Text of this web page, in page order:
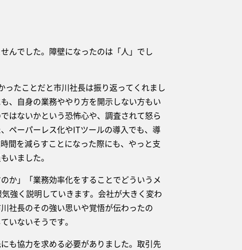
んでした。障壁になったのは「人」でし
たことだと市川社長は振り返ってくれまし
、自身の業務ややり方を開示しない方もい
はないかという恐怖心や、調査されて怒ら
ペーパーレス化やITツールの導入でも、導
間を減らすことになった際にも、やっと支
いました。
か」「業務効率化をすることでどういうメ
強く説明していきます。会社が大きく変わ
社長のその強い思いや覚悟が伝わったの
いないそうです。
も協力を求める必要がありました。取引先